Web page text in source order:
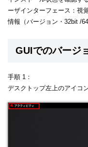
ーザインターフェース：視
情報（バージョン・32bit /
GUIでのバージ
手順 1：
デスクトップ左上のアイコ